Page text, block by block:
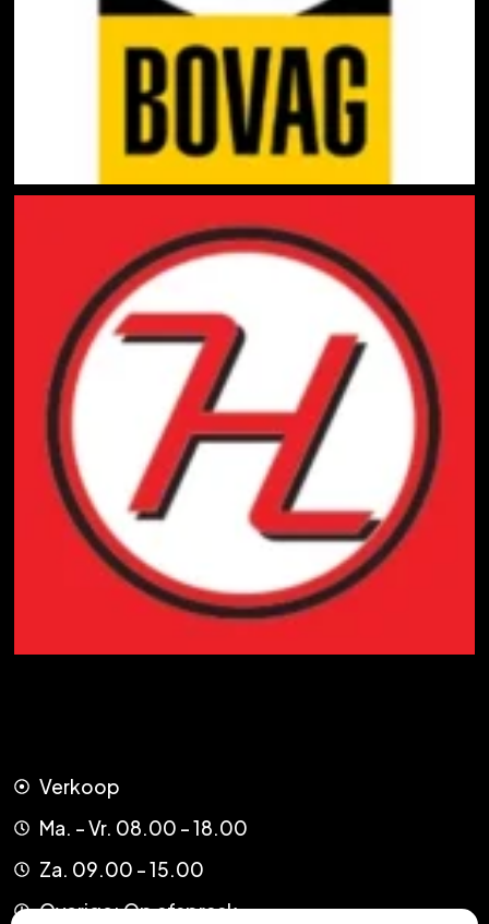
Verkoop
Ma. - Vr. 08.00 - 18.00
Za. 09.00 - 15.00
Overige: Op afspraak